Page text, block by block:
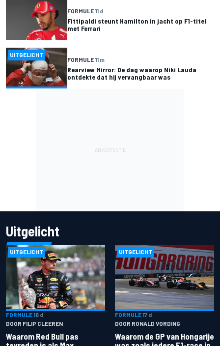
FORMULE 11 d
Fittipaldi steunt Hamilton in jacht op F1-titel
met Ferrari
UITGELICHT
FORMULE 11 m
Rearview Mirror: De dag waarop Niki Lauda
ontdekte dat hij vervangbaar was
Uitgelicht
UITGELICHT
FORMULE 16 d
DOOR FILIP CLEEREN
Waarom Red Bull pas
UITGELICHT
FORMULE 17 d
DOOR RONALD VORDING
Waarom de GP van Hongarije